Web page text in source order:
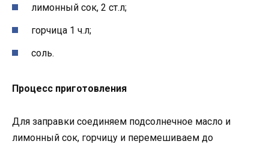
лимонный сок, 2 ст.л;
горчица 1 ч.л;
соль.
Процесс приготовления
Для заправки соединяем подсолнечное масло и
лимонный сок, горчицу и перемешиваем до